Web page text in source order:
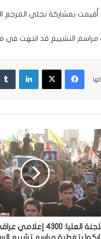
أُقيمت بمشاركة نجلي المرجع
مراسم التشييع قد انتهت في
فيسبوك ‫X لينكدإن
اللجنة العليا: 4300
بتغطية مراسم تشييع